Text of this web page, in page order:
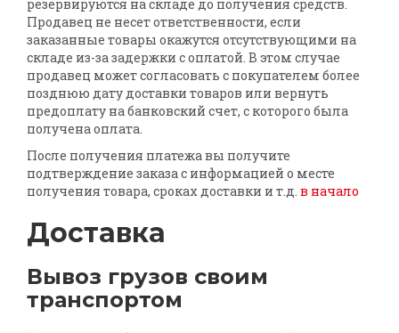
резервируются на складе до получения средств.
Продавец не несет ответственности, если
заказанные товары окажутся отсутствующими на
складе из-за задержки с оплатой. В этом случае
продавец может согласовать с покупателем более
позднюю дату доставки товаров или вернуть
предоплату на банковский счет, с которого была
получена оплата.
После получения платежа вы получите
подтверждение заказа с информацией о месте
получения товара, сроках доставки и т.д. в начало
Доставка
Вывоз грузов своим
транспортом